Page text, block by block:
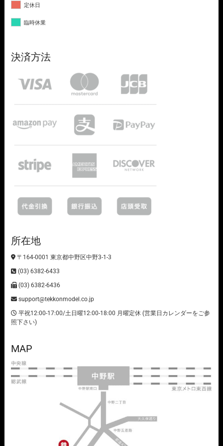
定休日
臨時休業
決済方法
所在地
〒164-0001 東京都中野区中野3-1-3
(03) 6382-6433
(03) 6382-6436
support@tekkonmodel.co.jp
平祝12:00-17:00/土日曜12:00-18:00 月曜定休 (営業日カレンダーをご参
照下さい)
MAP